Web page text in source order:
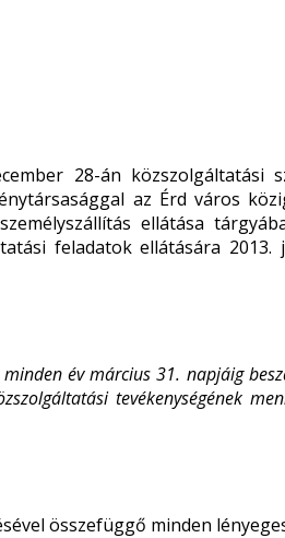
28-án közszolgáltatási
az Érd város
ellátása
feladatok ellátására 2013.
minden év március 31. napjáig
tevékenységének
összefüggő minden